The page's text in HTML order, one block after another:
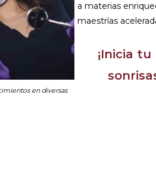
en diversas
a materias
maestrías
¡Inicia